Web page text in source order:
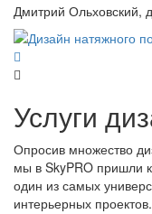
Дмитрий Ольховский,
Услуги
Опросив множество
мы в SkyPRO пришли
один из самых
интерьерных проектов.